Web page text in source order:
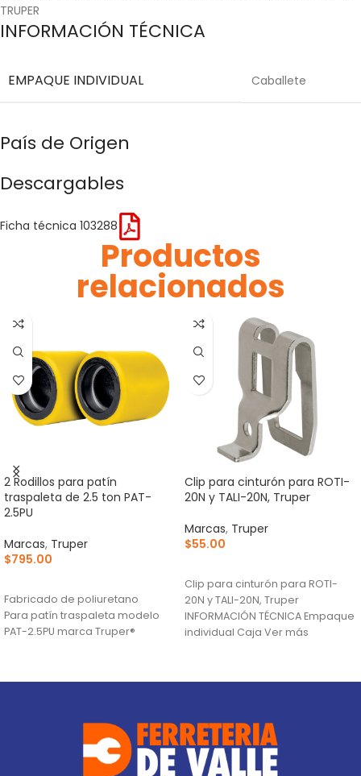
TRUPER
INFORMACIÓN TÉCNICA
EMPAQUE INDIVIDUAL Caballete
País de Origen
Descargables
Ficha técnica 103288
Productos
relacionados
2 Rodillos para patín
traspaleta de 2.5 ton PAT-
2.5PU
Marcas, Truper
$795.00
Fabricado de poliuretano
Para patín traspaleta modelo
PAT-2.5PU marca Truper®
Clip para cinturón para ROTI-
20N y TALI-20N, Truper
Marcas, Truper
$55.00
Clip para cinturón para ROTI-
20N y TALI-20N, Truper
INFORMACIÓN TÉCNICA Empaque
individual Caja Ver más